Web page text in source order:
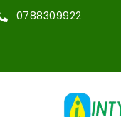
0788309922